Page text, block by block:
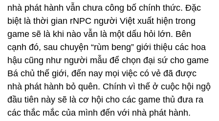
nhà phát hành vẫn chưa công bố chính thức. Đặc
biệt là thời gian rNPC người Việt xuất hiện trong
game sẽ là khi nào vẫn là một dấu hỏi lớn. Bên
cạnh đó, sau chuyện “rùm beng” giới thiệu các hoa
hậu cũng như người mẫu để chọn đại sứ cho game
Bá chủ thế giới, đến nay mọi việc có vẻ đã được
nhà phát hành bỏ quên. Chính vì thế ở cuộc hội ngộ
đầu tiên này sẽ là cơ hội cho các game thủ đưa ra
các thắc mắc của mình đến với nhà phát hành.